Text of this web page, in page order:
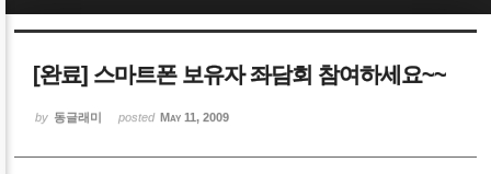
[완료] 스마트폰 보유자 좌담회 참여하세요~~
by 동글래미 posted May 11, 2009
Sketchbook5, 스케치북5
Sketchbook5, 스케치북5